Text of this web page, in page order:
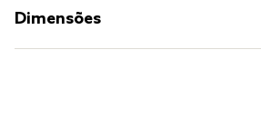
Dimensões